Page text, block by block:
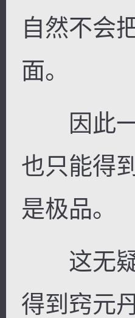
自然不会
面。
因此一
也只能得
是极品。
这无疑
得到窍元